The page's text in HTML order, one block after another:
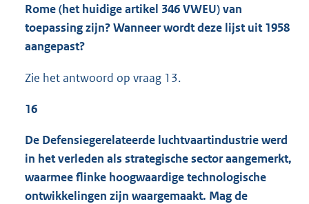
Rome (het huidige artikel 346 VWEU) van
toepassing zijn? Wanneer wordt deze lijst uit 1958
aangepast?
Zie het antwoord op vraag 13.
16
De Defensiegerelateerde luchtvaartindustrie werd
in het verleden als strategische sector aangemerkt,
waarmee flinke hoogwaardige technologische
ontwikkelingen zijn waargemaakt. Mag de